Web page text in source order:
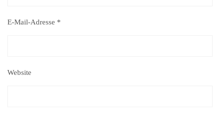
E-Mail-Adresse *
Website